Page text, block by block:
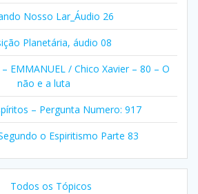
Nosso Lar_Áudio 26
Planetária, áudio 08
EMMANUEL / Chico Xavier – 80 – O
não e a luta
– Pergunta Numero: 917
o Espiritismo Parte 83
Todos os Tópicos